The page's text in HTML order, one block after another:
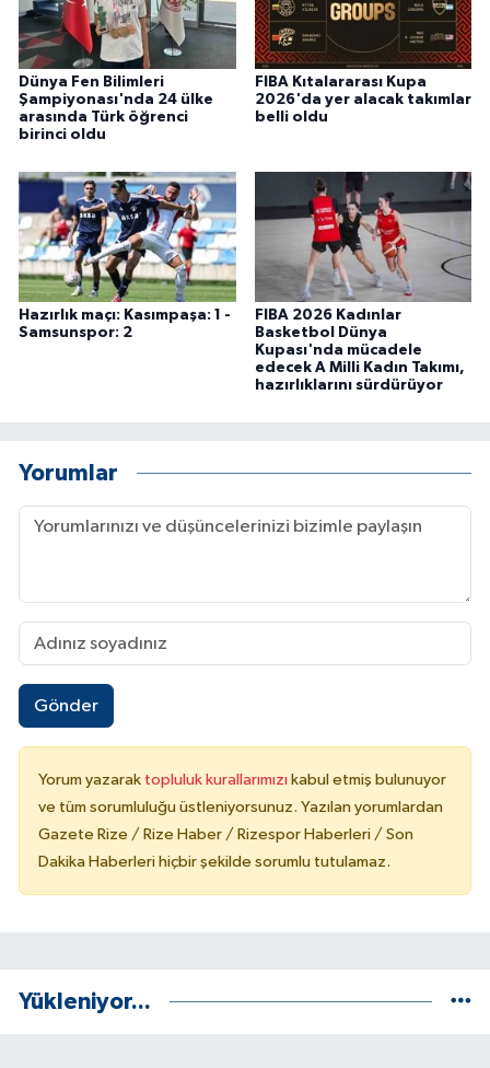
Dünya Fen Bilimleri
Şampiyonası'nda 24 ülke
arasında Türk öğrenci
birinci oldu
FIBA Kıtalararası Kupa
2026'da yer alacak takımlar
belli oldu
Hazırlık maçı: Kasımpaşa: 1 -
Samsunspor: 2
FIBA 2026 Kadınlar
Basketbol Dünya
Kupası'nda mücadele
edecek A Milli Kadın Takımı,
hazırlıklarını sürdürüyor
Yorumlar
Gönder
Yorum yazarak topluluk kurallarımızı kabul etmiş bulunuyor
ve tüm sorumluluğu üstleniyorsunuz. Yazılan yorumlardan
Gazete Rize / Rize Haber / Rizespor Haberleri / Son
Dakika Haberleri hiçbir şekilde sorumlu tutulamaz.
Yükleniyor...